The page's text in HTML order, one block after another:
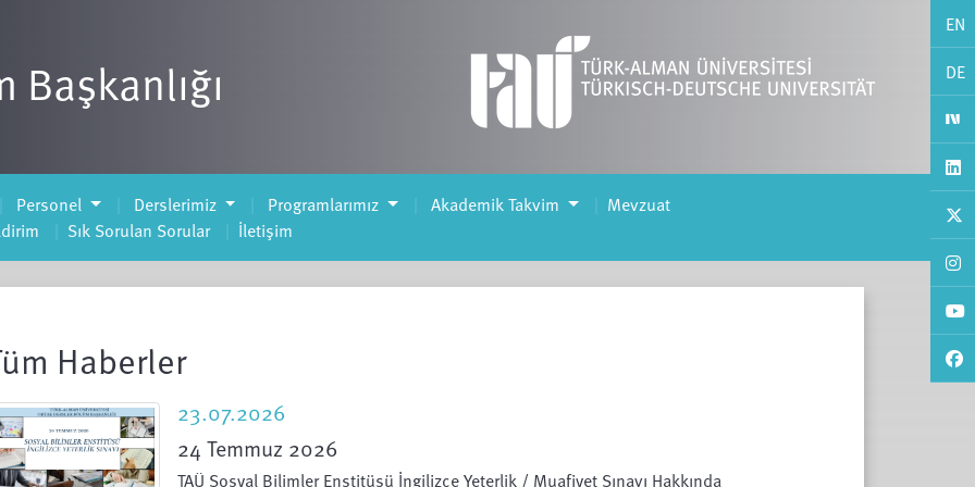
EN
DE
Personel Derslerimiz Programlarımız Akademik Takvim
Mevzuat
Sık Sorulan Sorular İletişim
Haberler
23.07.2026
24 Temmuz 2026
TAÜ Sosyal Bilimler Enstitüsü İngilizce Yeterlik / Muafiyet Sınavı Hakkında